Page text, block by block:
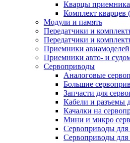
Кварцы приемника
Комплект кварцев
Модули и память
Передатчики и
Передатчики и
Приемники авиамоделей
Приемники авто- и
Сервоприводы
Аналоговые
Большие
Запчасти для
Кабели и разъемы
Качалки на
Мини и микро
Сервоприводы для
Сервоприводы для